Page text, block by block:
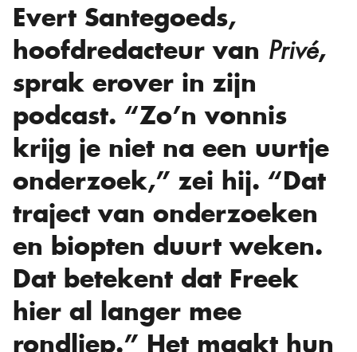
Evert Santegoeds,
hoofdredacteur van Privé,
sprak erover in zijn
podcast. “Zo’n vonnis
krijg je niet na een uurtje
onderzoek,” zei hij. “Dat
traject van onderzoeken
en biopten duurt weken.
Dat betekent dat Freek
hier al langer mee
rondliep.” Het maakt hun